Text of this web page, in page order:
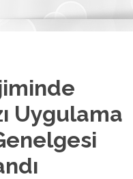
Uygulama